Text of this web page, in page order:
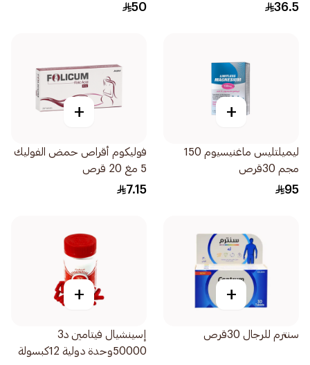
36.5
50
+
ليميلتليس ماغنيسيوم 150
مجم 30قرص
95
+
فوليكوم أقراص حمض الفوليك
5 مغ 20 قرص
7.15
+
سنترم للرجال 30قرص
+
إسينشيال فيتامين د3
50000وحدة دولية 12كبسولة